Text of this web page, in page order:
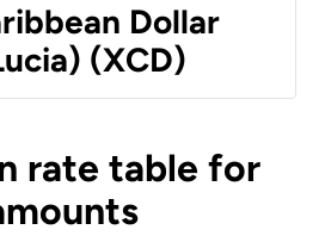
Dollar
(XCD)
rate table for